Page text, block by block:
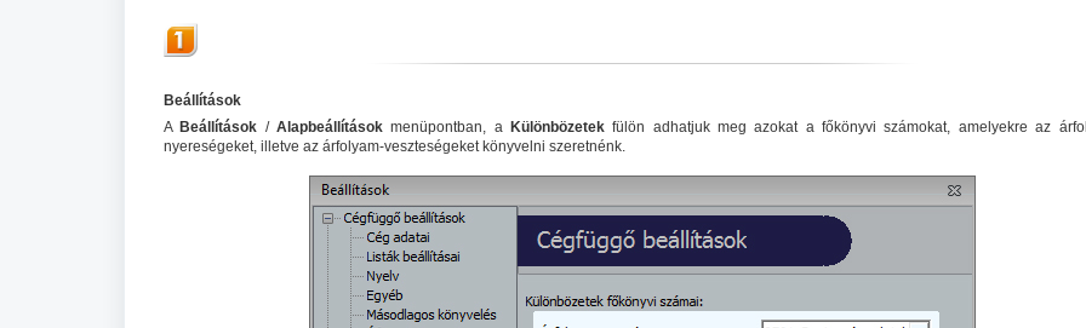
Beállítások
A Beállítások /Alapbeállítások menüpontban, a Különbözetek fülön adhatjuk meg azokat a főkönyvi számokat, amelyekre az
nyereségeket, illetve az árfolyam-veszteségeket könyvelni szeretnénk.